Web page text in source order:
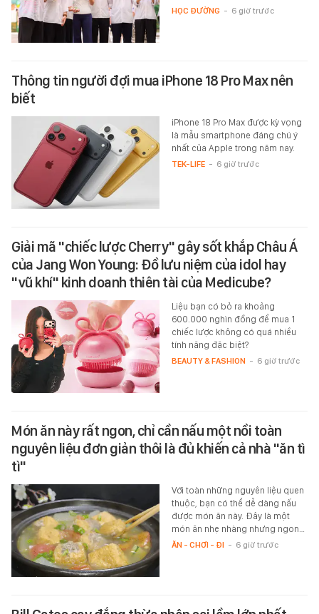
HỌC ĐƯỜNG - 6 giờ trước
Thông tin người đợi mua iPhone 18 Pro Max nên
biết
iPhone 18 Pro Max được kỳ vọng
là mẫu smartphone đáng chú ý
nhất của Apple trong năm nay.
TEK-LIFE - 6 giờ trước
Giải mã "chiếc lược Cherry" gây sốt khắp Châu Á
của Jang Won Young: Đồ lưu niệm của idol hay
"vũ khí" kinh doanh thiên tài của Medicube?
Liệu bạn có bỏ ra khoảng
600.000 nghìn đồng để mua 1
chiếc lược không có quá nhiều
tính năng đặc biệt?
BEAUTY & FASHION - 6 giờ trước
Món ăn này rất ngon, chỉ cần nấu một nồi toàn
nguyên liệu đơn giản thôi là đủ khiến cả nhà "ăn tì
tì"
Với toàn những nguyên liệu quen
thuộc, bạn có thể dễ dàng nấu
được món ăn này. Đây là một
món ăn nhẹ nhàng nhưng ngon…
ĂN - CHƠI - ĐI - 6 giờ trước